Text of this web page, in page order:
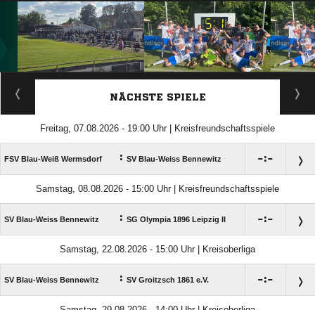
ANZEIGE
NÄCHSTE SPIELE
Freitag, 07.08.2026 - 19:00 Uhr | Kreisfreundschaftsspiele
FSV Blau-Weiß Wermsdorf : SV Blau-Weiss Bennewitz :
Samstag, 08.08.2026 - 15:00 Uhr | Kreisfreundschaftsspiele
SV Blau-Weiss Bennewitz : SG Olympia 1896 Leipzig II :
Samstag, 22.08.2026 - 15:00 Uhr | Kreisoberliga
SV Blau-Weiss Bennewitz : SV Groitzsch 1861 e.V. :